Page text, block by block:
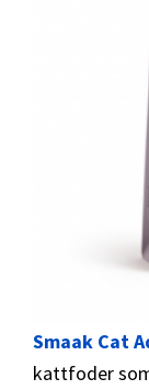
Smaak Cat
kattfoder